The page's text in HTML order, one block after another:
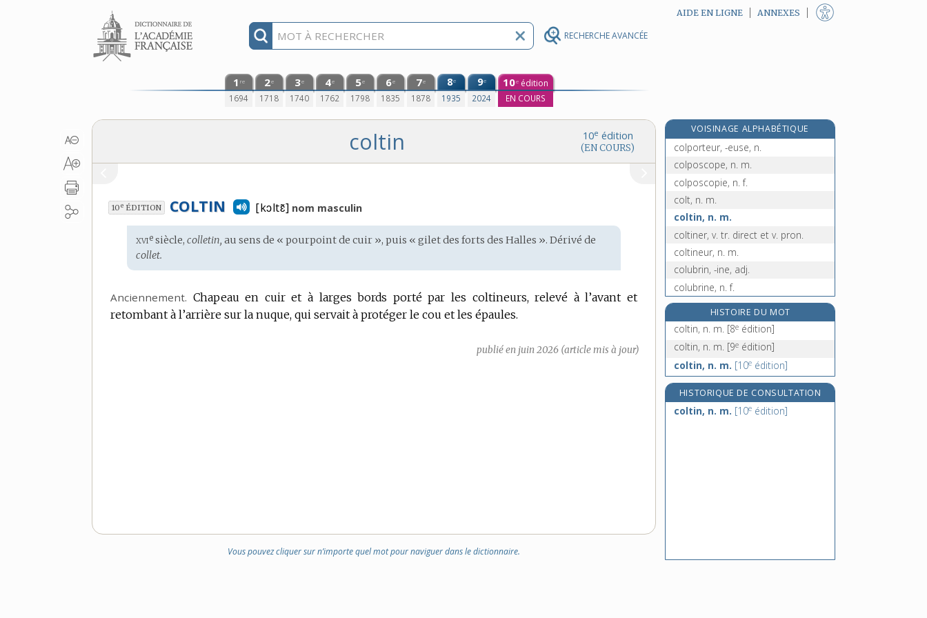
RECHERCHE AVANCÉE
Aller au contenu AIDE EN LIGNE ANNEXES
1 re
1694
2e
1718
3e
1740
4e
1762
5e
1798
6e
1835
7e
1878
8e
1935
9e
2024
10e édition
EN COURS
10e édition
(EN COURS)
coltin
10e ÉDITION COLTIN [kɔltɛ̃] nom masculin
Étymologie
:
xvie siècle,colletin, au sens de « pourpoint de cuir », puis « gilet des forts des Halles ». Dérivé de
collet.
Anciennement. Chapeau en cuir et à larges bords porté par les coltineurs, relevé à l’avant et
retombant à l’arrière sur la nuque, qui servait à protéger le cou et les épaules.
publié en juin 2026 (article mis à jour)
Vous pouvez cliquer sur n’importe quel mot pour naviguer dans le dictionnaire.
VOISINAGE ALPHABÉTIQUE
colporter, v. tr.
colporteur, -euse, n.
colposcope, n. m.
colposcopie, n. f.
colt, n. m.
coltin, n. m.
coltiner, v. tr. direct et v. pron.
coltineur, n. m.
colubrin, -ine, adj.
colubrine, n. f.
columbarium, n. m.
columbidés, n. m. pl.
coluthea[4eédition]
HISTOIRE DU MOT
coltin, n. m. [8e édition]
coltin, n. m. [9e édition]
coltin, n. m. [10e édition]
HISTORIQUE DE CONSULTATION
coltin, n. m. [10e édition]